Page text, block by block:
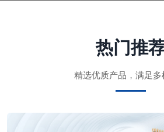
热门推
精选优质产品，满足多